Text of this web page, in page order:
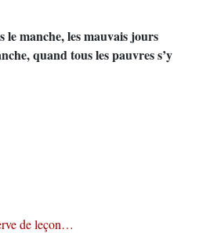
le manche, les mauvais jours
quand tous les pauvres s’y
de leçon…